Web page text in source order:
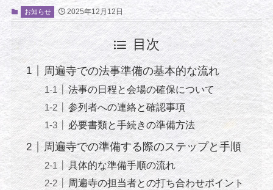
お知らせ 2025年12月12日
目次
周遍寺での法事準備の基本的な流れ
法事の日程と会場の確保について
参列者への連絡と確認事項
必要書類と手続きの準備方法
周遍寺での準備する際のステップと手順
具体的な準備手順の流れ
周遍寺の担当者との打ち合わせポイント